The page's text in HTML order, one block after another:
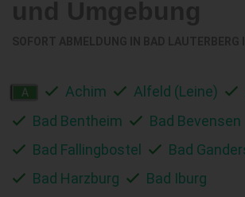
A Achim Alfeld (Leine)
Bad Bentheim
Bad Bevensen
Bad Fallingbostel
Bad
Bad Harzburg
Bad Iburg